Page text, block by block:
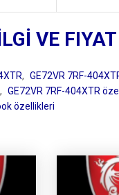
VE
, GE72VR 7RF-
, GE72VR 7RF-404XTR
özellikleri